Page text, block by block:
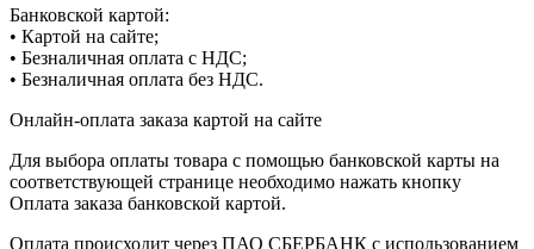
Банковской картой:
• Картой на сайте;
• Безналичная оплата с НДС;
• Безналичная оплата без НДС.
Онлайн-оплата заказа картой на сайте
Для выбора оплаты товара с помощью банковской карты на
соответствующей странице необходимо нажать кнопку
Оплата заказа банковской картой.
Оплата происходит через ПАО СБЕРБАНК с использованием